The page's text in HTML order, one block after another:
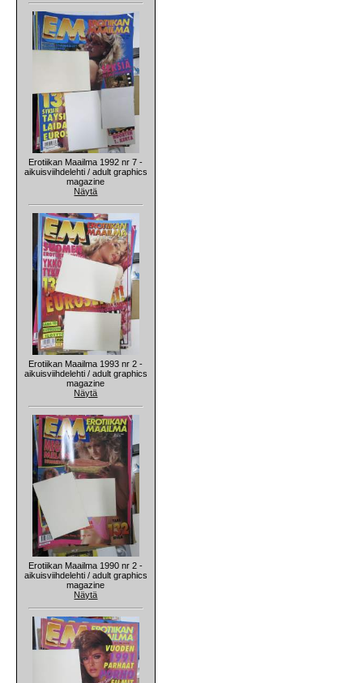
Erotiikan Maailma 1992 nr 7 -
aikuisviihdelehti / adult graphics
magazine
Näytä
Erotiikan Maailma 1993 nr 2 -
aikuisviihdelehti / adult graphics
magazine
Näytä
Erotiikan Maailma 1990 nr 2 -
aikuisviihdelehti / adult graphics
magazine
Näytä